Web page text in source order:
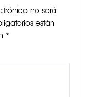
no será
están
*